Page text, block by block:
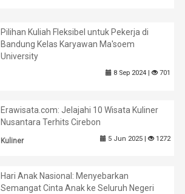
Pilihan Kuliah Fleksibel untuk Pekerja di
Bandung Kelas Karyawan Ma'soem
University
8 Sep 2024 | 701
Erawisata.com: Jelajahi 10 Wisata Kuliner
Nusantara Terhits Cirebon
Kuliner 5 Jun 2025 | 1272
Hari Anak Nasional: Menyebarkan
Semangat Cinta Anak ke Seluruh Negeri